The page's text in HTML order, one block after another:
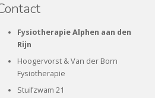
Fysiotherapie Alphen aan den
Rijn
Hoogervorst & Van der Born
Fysiotherapie
Stuifzwam 21